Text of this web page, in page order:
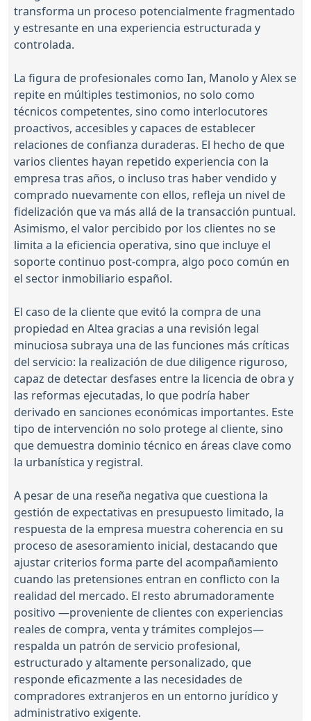
transforma un proceso potencialmente fragmentado
y estresante en una experiencia estructurada y
controlada.
La figura de profesionales como Ian, Manolo y Alex se
repite en múltiples testimonios, no solo como
técnicos competentes, sino como interlocutores
proactivos, accesibles y capaces de establecer
relaciones de confianza duraderas. El hecho de que
varios clientes hayan repetido experiencia con la
empresa tras años, o incluso tras haber vendido y
comprado nuevamente con ellos, refleja un nivel de
fidelización que va más allá de la transacción puntual.
Asimismo, el valor percibido por los clientes no se
limita a la eficiencia operativa, sino que incluye el
soporte continuo post-compra, algo poco común en
el sector inmobiliario español.
El caso de la cliente que evitó la compra de una
propiedad en Altea gracias a una revisión legal
minuciosa subraya una de las funciones más críticas
del servicio: la realización de due diligence riguroso,
capaz de detectar desfases entre la licencia de obra y
las reformas ejecutadas, lo que podría haber
derivado en sanciones económicas importantes. Este
tipo de intervención no solo protege al cliente, sino
que demuestra dominio técnico en áreas clave como
la urbanística y registral.
A pesar de una reseña negativa que cuestiona la
gestión de expectativas en presupuesto limitado, la
respuesta de la empresa muestra coherencia en su
proceso de asesoramiento inicial, destacando que
ajustar criterios forma parte del acompañamiento
cuando las pretensiones entran en conflicto con la
realidad del mercado. El resto abrumadoramente
positivo —proveniente de clientes con experiencias
reales de compra, venta y trámites complejos—
respalda un patrón de servicio profesional,
estructurado y altamente personalizado, que
responde eficazmente a las necesidades de
compradores extranjeros en un entorno jurídico y
administrativo exigente.